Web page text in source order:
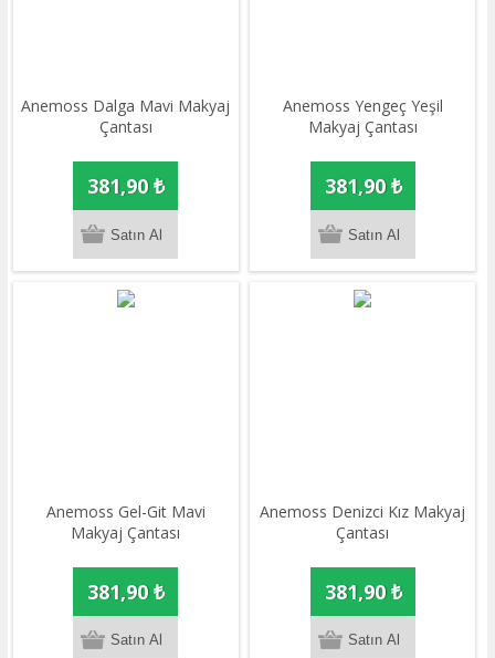
Anemoss Dalga Mavi Makyaj
Çantası
381,90 ₺
Anemoss Yengeç Yeşil
Makyaj Çantası
381,90 ₺
Anemoss Gel-Git Mavi
Makyaj Çantası
381,90 ₺
Anemoss Denizci Kız Makyaj
Çantası
381,90 ₺